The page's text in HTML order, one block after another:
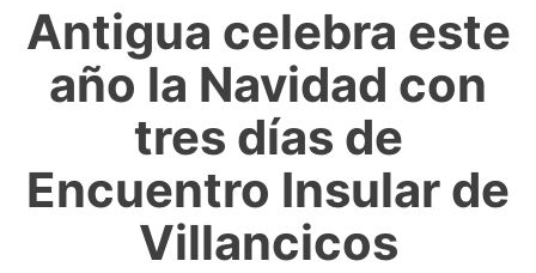
Antigua celebra este
año la Navidad con
tres días de
Encuentro Insular de
Villancicos